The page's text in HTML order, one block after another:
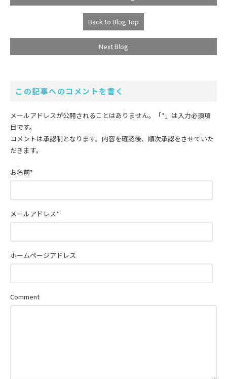
Back to Blog Top
Next Blog
この記事へのコメントを書く
メールアドレスが公開されることはありません。 「*」 は入力必須項
目です。
コメントは承認制となります。内容を確認後、順次承認をさせていた
だきます。
Comment
お名前*
メールアドレス*
ホームページアドレス